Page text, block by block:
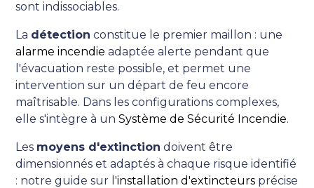
sont indissociables.
La détection constitue le premier maillon : une
alarme incendie adaptée alerte pendant que
l'évacuation reste possible, et permet une
intervention sur un départ de feu encore
maîtrisable. Dans les configurations complexes,
elle s'intègre à unSystème de Sécurité Incendie.
Les moyens d'extinction doivent être
dimensionnés et adaptés à chaque risque identifié
: notre guide sur l'installation d'extincteurs précise